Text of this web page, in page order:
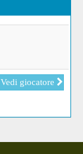
Vedi giocatore